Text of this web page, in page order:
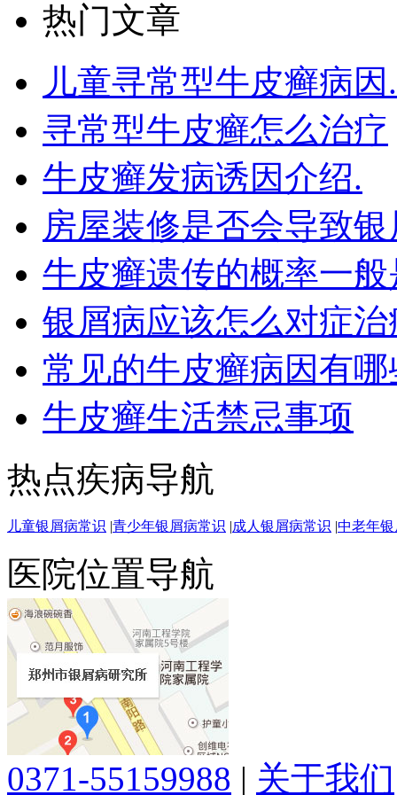
热门文章
儿童寻常型牛皮癣病因.
寻常型牛皮癣怎么治疗
牛皮癣发病诱因介绍.
房屋装修是否会导致
牛皮癣遗传的概率一
银屑病应该怎么对症治
常见的牛皮癣病因有哪
牛皮癣生活禁忌事项
热点疾病导航
儿童银屑病常识 |青少年银屑病常识 |成人银屑病常识 |中老年
医院位置导航
0371-55159988 | 关于我们